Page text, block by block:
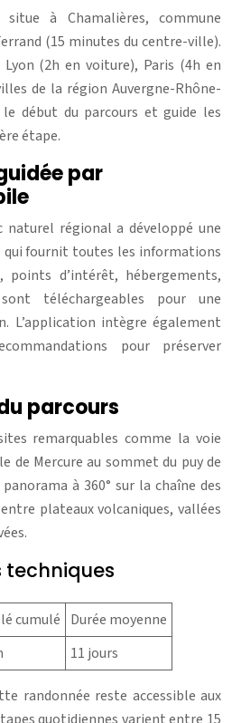
à Chamalières, commune
(15 minutes du centre-ville).
Lyon (2h en voiture), Paris (4h en
de la région Auvergne-Rhône-
début du parcours et guide les
étape.
par
naturel régional a développé une
fournit toutes les informations
points d’intérêt, hébergements,
téléchargeables pour une
L’application intègre également
pour préserver
parcours
remarquables comme la voie
de Mercure au sommet du puy de
à 360° sur la chaîne des
plateaux volcaniques, vallées
cumulé Durée moyenne
11 jours
randonnée reste accessible aux